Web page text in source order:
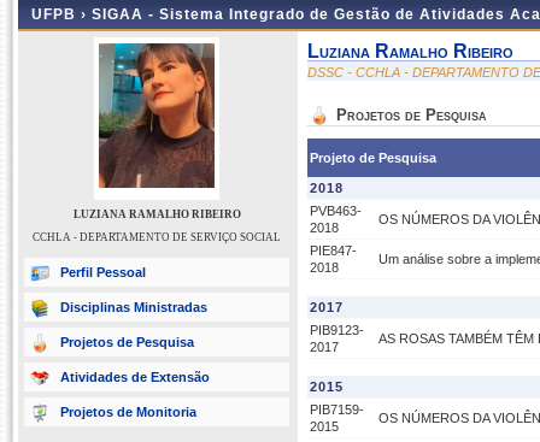
UFPB › SIGAA - Sistema Integrado de Gestão de Atividades
LUZIANA RAMALHO RIBEIRO
CCHLA - DEPARTAMENTO DE SERVIÇO SOCIAL
Perfil Pessoal
Disciplinas Ministradas
Projetos de Pesquisa
Atividades de Extensão
Projetos de Monitoria
Luziana Ramalho Ribeiro
DSSC - CCHLA - DEPARTAMENTO
Projetos de Pesquisa
Projeto de Pesquisa
2018
PVB463-
2018
OS NÚMEROS DA
PIE847-
2018
Um análise sobre a
2017
PIB9123-
2017
AS ROSAS TAMBÉM TÊM
2015
PIB7159-
2015
OS NÚMEROS DA